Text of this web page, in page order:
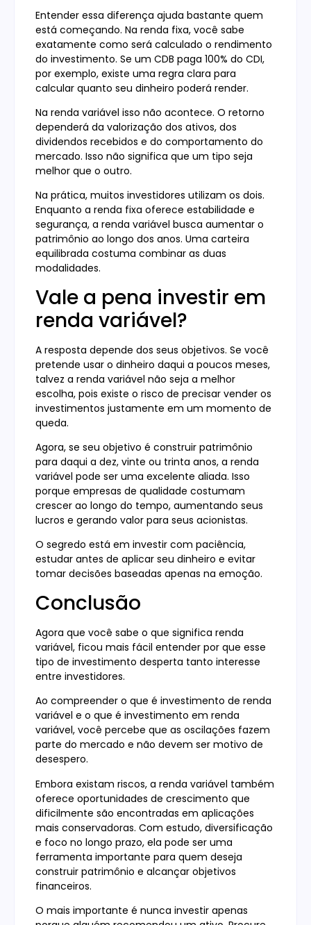
Entender essa diferença ajuda bastante quem
está começando. Na renda fixa, você sabe
exatamente como será calculado o rendimento
do investimento. Se um CDB paga 100% do CDI,
por exemplo, existe uma regra clara para
calcular quanto seu dinheiro poderá render.
Na renda variável isso não acontece. O retorno
dependerá da valorização dos ativos, dos
dividendos recebidos e do comportamento do
mercado. Isso não significa que um tipo seja
melhor que o outro.
Na prática, muitos investidores utilizam os dois.
Enquanto a renda fixa oferece estabilidade e
segurança, a renda variável busca aumentar o
patrimônio ao longo dos anos. Uma carteira
equilibrada costuma combinar as duas
modalidades.
Vale a pena investir em
renda variável?
A resposta depende dos seus objetivos. Se você
pretende usar o dinheiro daqui a poucos meses,
talvez a renda variável não seja a melhor
escolha, pois existe o risco de precisar vender os
investimentos justamente em um momento de
queda.
Agora, se seu objetivo é construir patrimônio
para daqui a dez, vinte ou trinta anos, a renda
variável pode ser uma excelente aliada. Isso
porque empresas de qualidade costumam
crescer ao longo do tempo, aumentando seus
lucros e gerando valor para seus acionistas.
O segredo está em investir com paciência,
estudar antes de aplicar seu dinheiro e evitar
tomar decisões baseadas apenas na emoção.
Conclusão
Agora que você sabe o que significa renda
variável, ficou mais fácil entender por que esse
tipo de investimento desperta tanto interesse
entre investidores.
Ao compreender o que é investimento de renda
variável e o que é investimento em renda
variável, você percebe que as oscilações fazem
parte do mercado e não devem ser motivo de
desespero.
Embora existam riscos, a renda variável também
oferece oportunidades de crescimento que
dificilmente são encontradas em aplicações
mais conservadoras. Com estudo, diversificação
e foco no longo prazo, ela pode ser uma
ferramenta importante para quem deseja
construir patrimônio e alcançar objetivos
financeiros.
O mais importante é nunca investir apenas